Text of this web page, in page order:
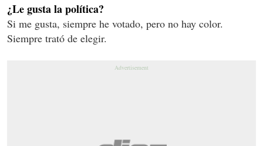
¿Le gusta la política?
Si me gusta, siempre he votado, pero no hay color.
Siempre trató de elegir.